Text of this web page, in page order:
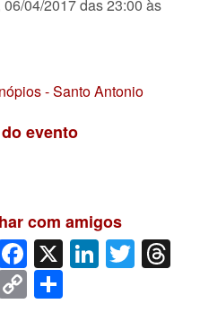
04/2017 das 23:00 às
- Santo Antonio
evento
com amigos
Facebook
X LinkedIn
Twitter
Copy
Link